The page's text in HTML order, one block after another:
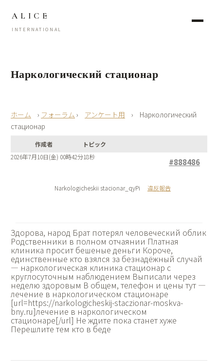
ALICE
INTERNATIONAL
Наркологический стационар
› フォーラム › アンケート用 ›
Наркологический
стационар
作成者
トピック
2026年7月10日(金) 00時42分18秒
#888486
Narkologicheskii stacionar_qyPi 違反報告
Здорова, народ Брат потерял человеческий облик
Родственники в полном отчаянии Платная
клиника просит бешеные деньги Короче,
единственные кто взялся за безнадёжный случай
— наркологическая клиника стационар с
круглосуточным наблюдением Выписали через
неделю здоровым В общем, телефон и цены тут —
лечение в наркологическом стационаре
[url=https://narkologicheskij-staczionar-moskva-
bny.ru]лечение в наркологическом
стационаре[/url] Не ждите пока станет хуже
Перешлите тем кто в беде